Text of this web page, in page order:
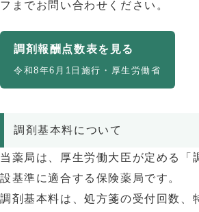
フまでお問い合わせください。
調剤報酬点数表を見る
令和8年6月1日施行・厚生労働省
調剤基本料について
当薬局は、厚生労働大臣が定める「
設基準に適合する保険薬局です。
調剤基本料は、処方箋の受付回数、